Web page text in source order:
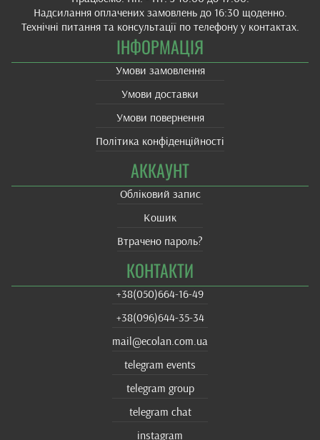
Надсилання оплачених замовлень до 16:30 щоденно.
Технічні питання та консультації по телефону у контактах.
ІНФОРМАЦІЯ
Умови замовлення
Умови доставки
Умови повернення
Політика конфіденційності
АККАУНТ
Обліковий запис
Кошик
Втрачено пароль?
КОНТАКТИ
+38(‎050)664-16-49
+38‎(096)644-35-34
mail@ecolan.com.ua
telegram events
telegram group
telegram chat
instagram